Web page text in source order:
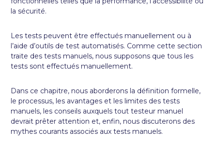
la sécurité.
Les tests peuvent être effectués manuellement ou à
l’aide d’outils de test automatisés. Comme cette section
traite des tests manuels, nous supposons que tous les
tests sont effectués manuellement.
Dans ce chapitre, nous aborderons la définition formelle,
le processus, les avantages et les limites des tests
manuels, les conseils auxquels tout testeur manuel
devrait prêter attention et, enfin, nous discuterons des
mythes courants associés aux tests manuels.